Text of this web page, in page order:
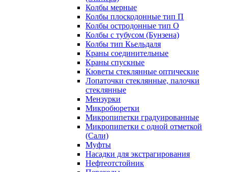
Колбы мерные
Колбы плоскодонные тип П
Колбы остродонные тип О
Колбы с тубусом (Бунзена)
Колбы тип Кьельдаля
Краны соединительные
Краны спускные
Кюветы стеклянные оптические
Лопаточки стеклянные, палочки
стеклянные
Мензурки
Микробюретки
Микропипетки градуированные
Микропипетки с одной отметкой
(Сали)
Муфты
Насадки для экстрагирования
Нефтеотстойник